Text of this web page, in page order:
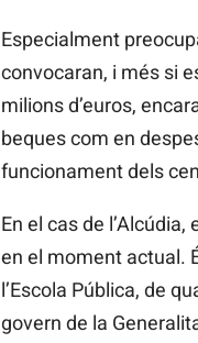
Especialment
convocaran, i més si
milions d’euros,
beques com en
funcionament dels
En el cas de
en el moment actual.
l’Escola Pública, de
govern de la